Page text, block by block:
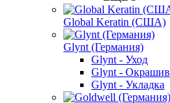
Global Keratin (США)
Glynt (Германия)
Glynt - Уход
Glynt -
Glynt - Укладка